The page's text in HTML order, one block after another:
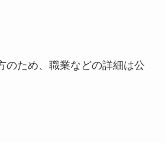
のため、職業などの詳細は公